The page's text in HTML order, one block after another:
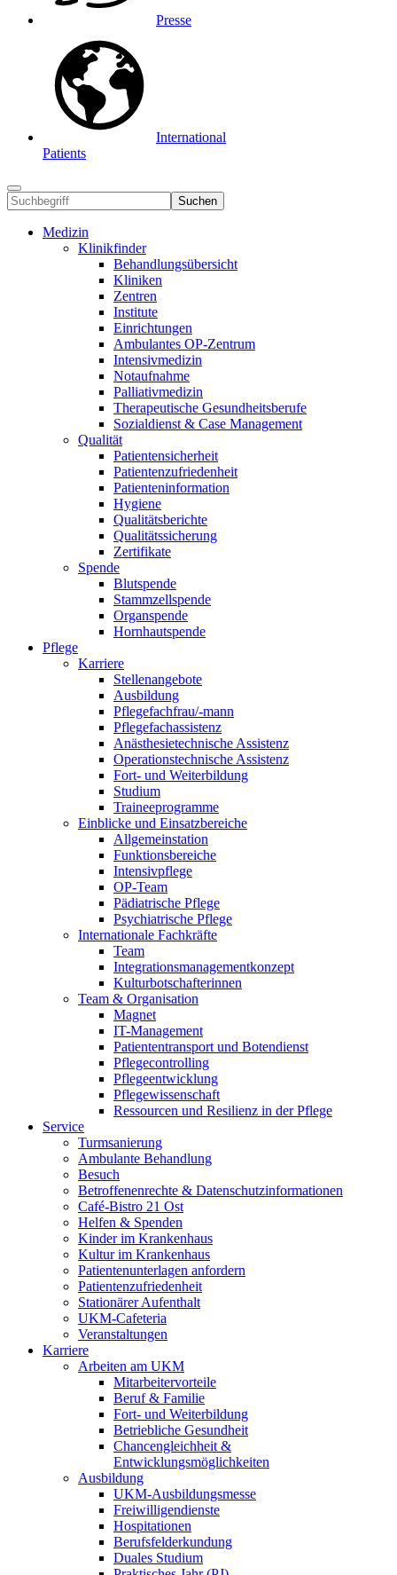
Presse
International
Patients
Suchen
Medizin
Klinikfinder
Behandlungsübersicht
Kliniken
Zentren
Institute
Einrichtungen
Ambulantes OP-Zentrum
Intensivmedizin
Notaufnahme
Palliativmedizin
Therapeutische Gesundheitsberufe
Sozialdienst & Case Management
Qualität
Patientensicherheit
Patientenzufriedenheit
Patienteninformation
Hygiene
Qualitätsberichte
Qualitätssicherung
Zertifikate
Spende
Blutspende
Stammzellspende
Organspende
Hornhautspende
Pflege
Karriere
Stellenangebote
Ausbildung
Pflegefachfrau/-mann
Pflegefachassistenz
Anästhesietechnische Assistenz
Operationstechnische Assistenz
Fort- und Weiterbildung
Studium
Traineeprogramme
Einblicke und Einsatzbereiche
Allgemeinstation
Funktionsbereiche
Intensivpflege
OP-Team
Pädiatrische Pflege
Psychiatrische Pflege
Internationale Fachkräfte
Team
Integrationsmanagementkonzept
Kulturbotschafterinnen
Team & Organisation
Magnet
IT-Management
Patiententransport und Botendienst
Pflegecontrolling
Pflegeentwicklung
Pflegewissenschaft
Ressourcen und Resilienz in der Pflege
Service
Turmsanierung
Ambulante Behandlung
Besuch
Betroffenenrechte & Datenschutzinformationen
Café-Bistro 21 Ost
Helfen & Spenden
Kinder im Krankenhaus
Kultur im Krankenhaus
Patientenunterlagen anfordern
Patientenzufriedenheit
Stationärer Aufenthalt
UKM-Cafeteria
Veranstaltungen
Karriere
Arbeiten am UKM
Mitarbeitervorteile
Beruf & Familie
Fort- und Weiterbildung
Betriebliche Gesundheit
Chancengleichheit &
Entwicklungsmöglichkeiten
Ausbildung
UKM-Ausbildungsmesse
Freiwilligendienste
Hospitationen
Berufsfelderkundung
Duales Studium